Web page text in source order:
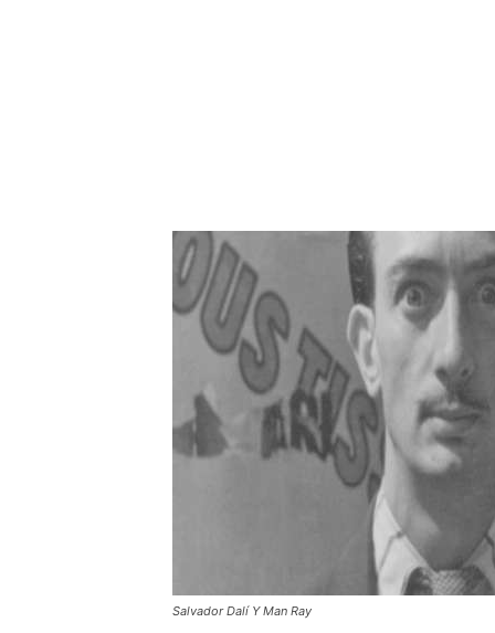
Salvador Dalí Y Man Ray